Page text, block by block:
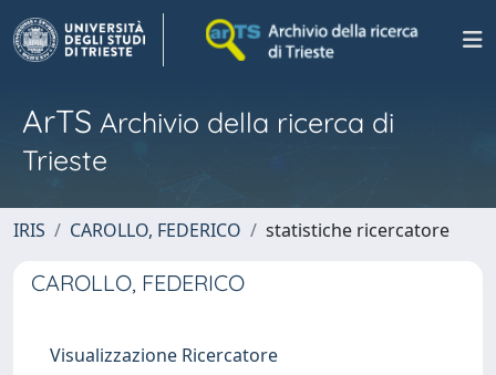
ArTS Archivio della ricerca di
Trieste
IRIS CAROLLO, FEDERICO statistiche ricercatore
CAROLLO, FEDERICO
Visualizzazione Ricercatore